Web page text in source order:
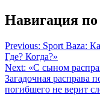
Навигация по
Previous: Sport Baza:
Где? Когда?»
Next: «С сыном
Загадочная расправа
погибшего не верит